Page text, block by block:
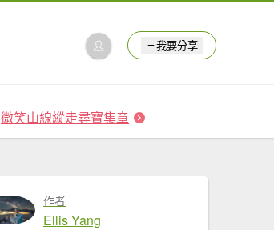
我要分享
微笑山線縱走尋寶集章
作者
Ellis Yang